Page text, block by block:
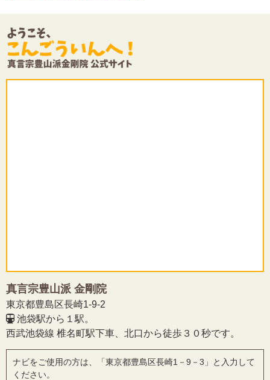
真言宗豊山派 金剛院
東京都豊島区長崎1-9-2
池袋駅から１駅。
西武池袋線 椎名町駅下車、北口から徒歩３０秒です。
ナビをご使用の方は、「東京都豊島区長崎1－9－3」と入力して
ください。